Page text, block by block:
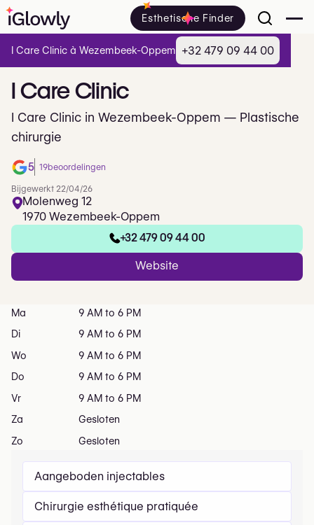
Esthetische Finder
ICareClinic
I Care Clinic in Wezembeek-Oppem — Plastische
chirurgie
5 19beoordelingen
Bijgewerkt 22/04/26
Molenweg 12
1970 Wezembeek-Oppem
+32 479 09 44 00
Website
Aangeboden injectables
Chirurgie esthétique pratiquée
Ma
9 AM to 6 PM
Di
9 AM to 6 PM
Wo
9 AM to 6 PM
Do
9 AM to 6 PM
Vr
9 AM to 6 PM
Za
Gesloten
Zo
Gesloten
I Care Clinic à Wezembeek-Oppem +32 479 09 44 00